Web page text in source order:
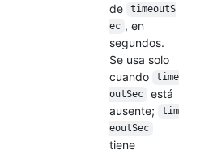
de
timeoutS
ec , en
segundos.
Se usa solo
cuando
time
outSec
está
ausente;
tim
eoutSec
tiene